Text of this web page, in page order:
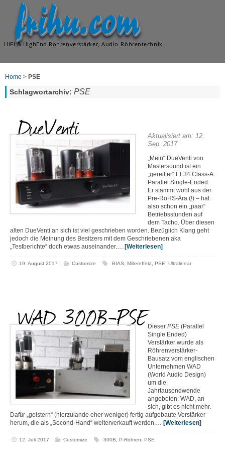
frihu.com
HiFi & HighEnd Röhrenverstärker, Audio-Röhrentechnik
Home > PSE
Schlagwortarchiv: PSE
DueVenti
Aktualisiert am: 12.
Sep. 2017
„Mein“ DueVenti von
Mastersound ist ein
„gereifter“ EL34 Class-A
Parallel Single-Ended.
Er stammt wohl aus der
Pre-RoHS-Ära (!) – hat
also schon ein „paar“
Betriebsstunden auf
dem Tacho. Über diesen
alten DueVenti an sich ist viel geschrieben worden. Bezüglich Klang geht
jedoch die Meinung des Besitzers mit dem Geschriebenen aka
„Testberichte“ doch etwas auseinander.… [Weiterlesen]
19. August 2017 Customize BIAS Millereffekt, PSE Ultralinear
WAD 300B-PSE Dieser PSE (Parallel
Single Ended)
Verstärker wurde als
Röhrenverstärker-
Bausatz vom englischen
Unternehmen WAD
(World Audio Design)
um die
Jahrtausendwende
angeboten. WAD, an
sich, gibt es nicht mehr.
Dafür „geistern“ (hierzulande eher weniger) fertig aufgebaute Verstärker
herum, die als „Second-Hand“ weiterverkauft werden.… [Weiterlesen]
12. Juli 2017 Customize 300B P-Röhren PSE